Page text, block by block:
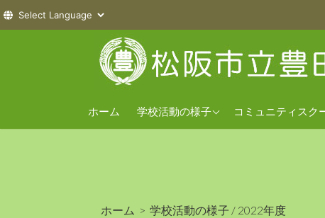
へ
ホーム 学校活動の様子
2026年度
コミュニティスク
ホーム > 学校活動の様子 / 2022年度